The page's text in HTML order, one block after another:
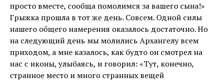
просто вместе, сообща помолимся за вашего сына!»
Грыжка прошла в тот же день. Совсем. Одной силы
нашего общего намерения оказалось достаточно. Но
на следующий день мы молились Архангелу всем
приходом, а мне казалось, как будто он смотрел на
нас с иконы, улыбаясь, и говорил: «Тут, конечно,
странное место и много странных вещей